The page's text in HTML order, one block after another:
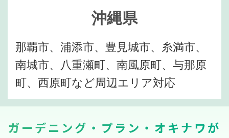
沖縄県
那覇市、浦添市、豊見城市、糸満市、
南城市、八重瀬町、南風原町、与那原
町、西原町など周辺エリア対応
ガーデニング・プラン・オキナワが